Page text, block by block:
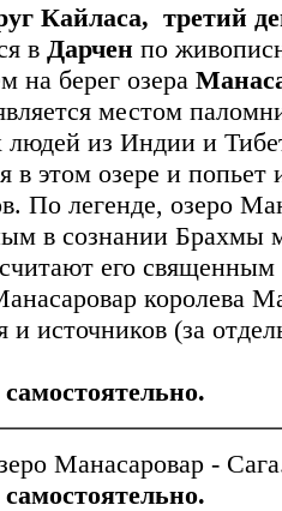
Кайласа, третий
в Дарчен по
на берег озера
местом
из Индии и
в этом озере и попьет
По легенде, озеро
в сознании Брахмы
его
королева
и источников (за
Манасаровар -